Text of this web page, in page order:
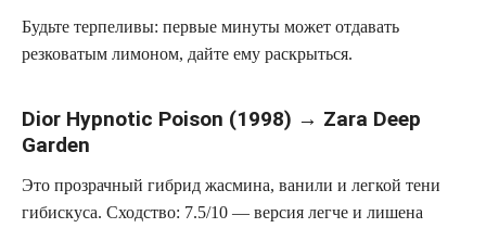
Будьте терпеливы: первые минуты может отдавать
резковатым лимоном, дайте ему раскрыться.
Dior Hypnotic Poison (1998) → Zara Deep
Garden
Это прозрачный гибрид жасмина, ванили и легкой тени
гибискуса. Сходство: 7.5/10 — версия легче и лишена